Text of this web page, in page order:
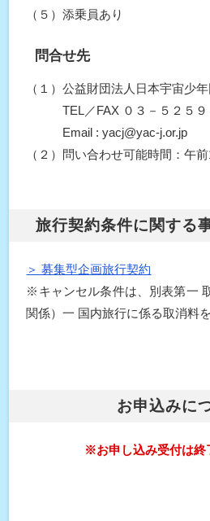
（５）添乗員あり
問合せ先
（１）公益財団法人日本宇宙少
TEL／FAX ０３－５２５９
Email : yacj@yac-j.or.jp
（２）問い合わせ可能時間：午
旅行契約条件に関する
＞ 募集型企画旅行契約
※キャンセル条件は、別表第一
関係）一 国内旅行に係る取消料
お申込みに
※お申し込み受付は終